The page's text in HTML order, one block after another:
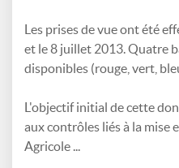
Les prises de vue ont été
et le 8 juillet 2013. Quatre
disponibles (rouge, vert,
L'objectif initial de cette
aux contrôles liés à la
Agricole ...